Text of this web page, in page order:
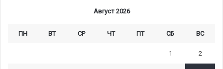
Август 2026
ПН ВТ СР ЧТ ПТ СБ ВС
1 2